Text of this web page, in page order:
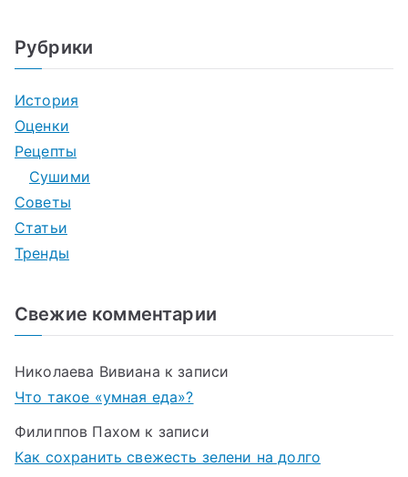
Рубрики
История
Оценки
Рецепты
Сушими
Советы
Статьи
Тренды
Свежие комментарии
Николаева Вивиана к записи
Что такое «умная еда»?
Филиппов Пахом к записи
Как сохранить свежесть зелени на долго